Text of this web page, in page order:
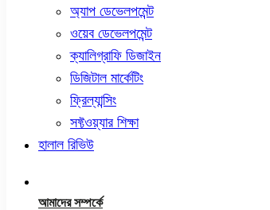
অ্যাপ ডেভেলপমেন্ট
ওয়েব ডেভেলপমেন্ট
ক্যালিগ্রাফি ডিজাইন
ডিজিটাল মার্কেটিং
ফ্রিল্যান্সিং
সফ্টওয়্যার শিক্ষা
হালাল রিভিউ
আমাদের সম্পর্কে